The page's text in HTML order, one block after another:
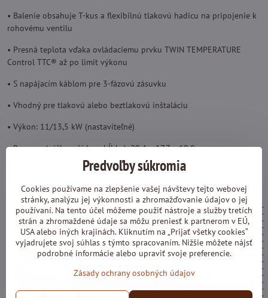
• Balenie obsahuje T-kus a flexibilnú tlakovú hadicu na pripojenie k
rohovému ventilu
• Presná teplota vďaka ovládaciemu prvku TWIN TEMPERATURE
Control TTC® až po limit výkonu
• S napájacím káblom pre 3-fázovú zásuvku
• Vhodný pre tlakovú alebo beztlakovú inštaláciu
• Výkon: 11/13,5 kW (nastaviteľné)
• Rozmery (výška × šírka × hĺbka): 29,4 × 17,7 × 10,8 cm
Technické parametre:Predvoľby súkromia
Cookies používame na zlepšenie vašej návštevy tejto webovej
stránky, analýzu jej výkonnosti a zhromažďovanie údajov o jej
používaní. Na tento účel môžeme použiť nástroje a služby tretích
strán a zhromaždené údaje sa môžu preniesť k partnerom v EÚ,
USA alebo iných krajinách. Kliknutím na „Prijať všetky cookies“
vyjadrujete svoj súhlas s týmto spracovaním. Nižšie môžete nájsť
podrobné informácie alebo upraviť svoje preferencie.
Zásady ochrany osobných údajov